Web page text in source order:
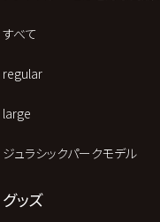
すべて
regular
large
ジュラシックパークモデル
グッズ